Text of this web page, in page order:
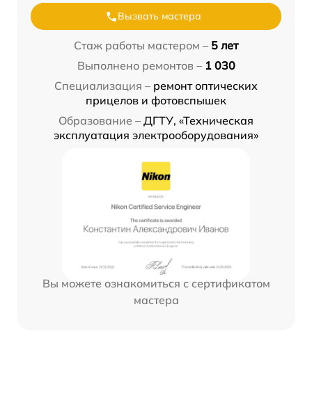
Вызвать мастера
Стаж работы мастером – 5 лет
Выполнено ремонтов – 1 030
Специализация – ремонт оптических
прицелов и фотовспышек
Образование – ДГТУ, «Техническая
эксплуатация электрооборудования»
Вы можете ознакомиться с сертификатом
мастера